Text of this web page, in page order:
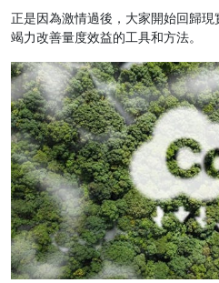
正是因為激情過後，大家開始回歸
竭力改善量度效益的工具和方法。